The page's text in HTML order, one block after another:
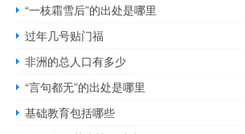
“一枝霜雪后”的出处是哪里
过年几号贴门福
非洲的总人口有多少
“言句都无”的出处是哪里
基础教育包括哪些